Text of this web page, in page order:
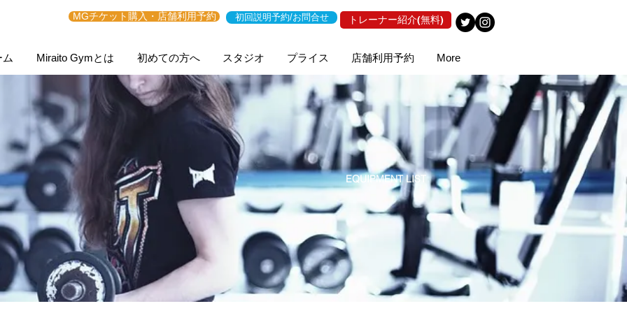
初回説明予約/お問合せ
Miraito Gymとは 初めての方へ スタジオ プライス 店舗利用予約 More
MGチケット購入・店舗利用予約 トレーナー紹介(無料)
EQUIPMENT LIST